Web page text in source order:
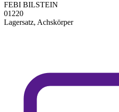
FEBI BILSTEIN
01220
Lagersatz, Achskörper